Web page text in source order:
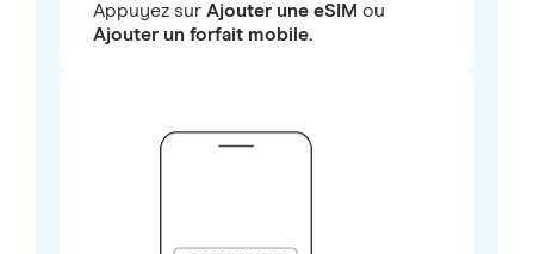
Appuyez sur Ajouter une eSIM ou
Ajouter un forfait mobile.